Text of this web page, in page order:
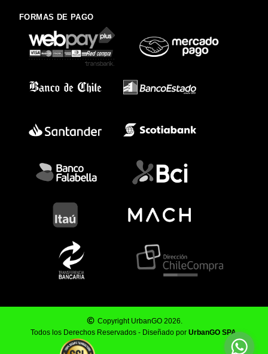
FORMAS DE PAGO
Copyright UrbanGO 2026.
Todos los Derechos Reservados - Diseñado por UrbanGO SPA.